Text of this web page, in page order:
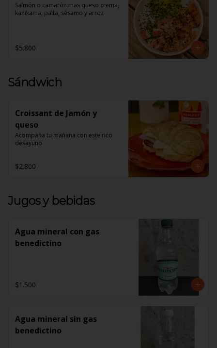
Salmón o camarón mas queso crema,
kanikama, palta, sésamo y arroz
$5.800
Sándwich
Croissant de Jamón y
queso
Acompaña tu mañana con este rico
desayuno
$2.800
Jugos y bebidas
Agua mineral con gas
benedictino
$1.500
Agua mineral sin gas
benedictino